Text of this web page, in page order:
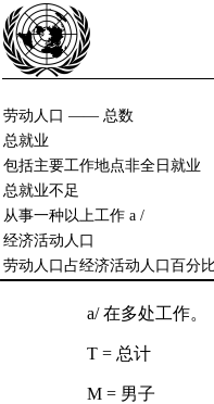
劳动人口 —— 总数
总就业
包括主要工作地点非全日就业
总就业不足
从事一种以上工作 a /
经济活动人口
劳动人口占经济活动人口百分
a/ 在多处工作。
T = 总计
M = 男子